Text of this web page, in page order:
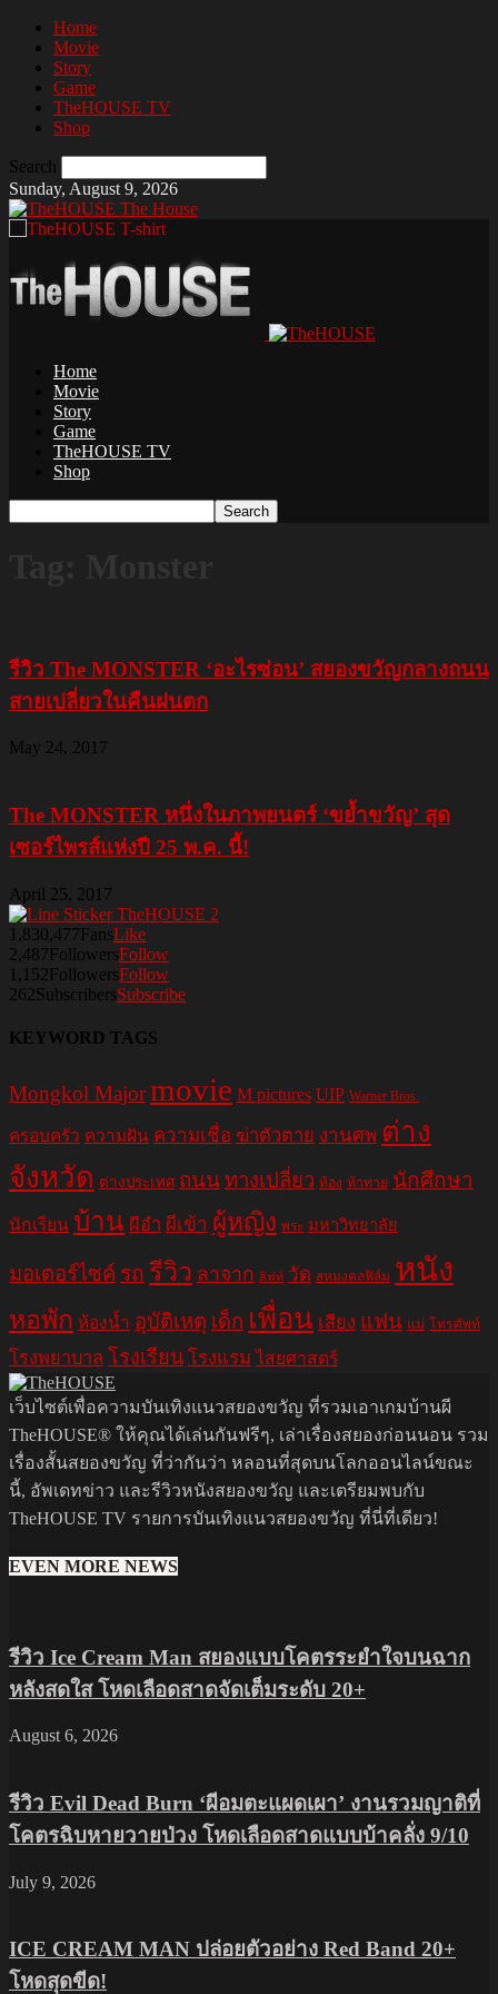
Home
Movie
Story
Game
TheHOUSE TV
Shop
Search
Sunday, August 9, 2026
The House
Home
Movie
Story
Game
TheHOUSE TV
Shop
รีวิว The MONSTER ‘อะไรซ่อน’ สยองขวัญกลางถนน
สายเปลี่ยวในคืนฝนตก
May 24, 2017
The MONSTER หนึ่งในภาพยนตร์ ‘ขย้ำขวัญ’ สุด
เซอร์ไพรส์แห่งปี 25 พ.ค. นี้!
April 25, 2017
1,830,477FansLike
2,487FollowersFollow
1,152FollowersFollow
262SubscribersSubscribe
KEYWORD TAGS
Mongkol Majormovie M pictures UIP Warner Bros.
ครอบครัว ความฝัน ความเชื่อ ฆ่าตัวตาย งานศพ ต่าง
จังหวัด ต่างประเทศ ถนนทางเปลี่ยว ท้อง ท้าทาย นักศึกษา
นักเรียน บ้าน ผีอำ ผีเข้า ผู้หญิง พระ มหาวิทยาลัย
มอเตอร์ไซค์ รถ รีวิว ลาจาก ลิฟท์ วัด สหมงคลฟิล์ม หนัง
หอพัก ห้องน้ำ อุบัติเหตุ เด็ก เพื่อน เสียง แฟน แม่ โทรศัพท์
โรงพยาบาล โรงเรียน โรงแรม ไสยศาสตร์
เว็บไซต์เพื่อความบันเทิงแนวสยองขวัญ ที่รวมเอาเกมบ้านผี
TheHOUSE® ให้คุณได้เล่นกันฟรีๆ, เล่าเรื่องสยองก่อนนอน รวม
เรื่องสั้นสยองขวัญ ที่ว่ากันว่า หลอนที่สุดบนโลกออนไลน์ขณะ
นี้, อัพเดทข่าว และรีวิวหนังสยองขวัญ และเตรียมพบกับ
TheHOUSE TV รายการบันเทิงแนวสยองขวัญ ที่นี่ที่เดียว!
EVEN MORE NEWS
รีวิว Ice Cream Man สยองแบบโคตรระยำใจบนฉาก
หลังสดใส โหดเลือดสาดจัดเต็มระดับ 20+
August 6, 2026
รีวิว Evil Dead Burn ‘ผีอมตะแผดเผา’ งานรวมญาติที่
โคตรฉิบหายวายป่วง โหดเลือดสาดแบบบ้าคลั่ง 9/10
July 9, 2026
ICE CREAM MAN ปล่อยตัวอย่าง Red Band 20+
โหดสุดขีด!